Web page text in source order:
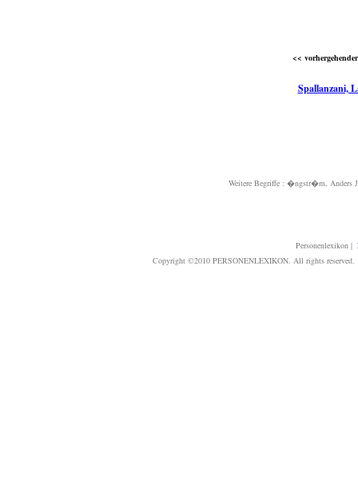
<<
Spallanzani,
Weitere Begriffe : �ngstr�m, Anders
Personenlexikon|
Copyright ©2010 PERSONENLEXIKON. All rights